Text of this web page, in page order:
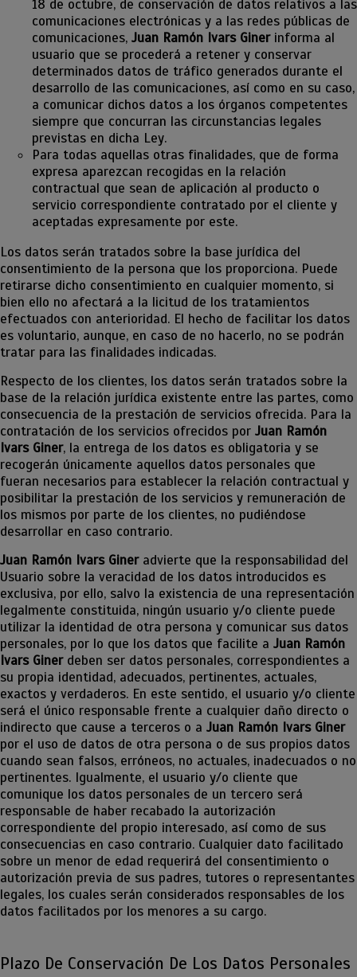
18 de octubre, de conservación de datos relativos a las
comunicaciones electrónicas y a las redes públicas de
comunicaciones, Juan Ramón Ivars Ginerinforma al
usuario que se procederá a retener y conservar
determinados datos de tráfico generados durante el
desarrollo de las comunicaciones, así como en su caso,
a comunicar dichos datos a los órganos competentes
siempre que concurran las circunstancias legales
previstas en dicha Ley.
Para todas aquellas otras finalidades, que de forma
expresa aparezcan recogidas en la relación
contractual que sean de aplicación al producto o
servicio correspondiente contratado por el cliente y
aceptadas expresamente por este.
Los datos serán tratados sobre la base jurídica del
consentimiento de la persona que los proporciona. Puede
retirarse dicho consentimiento en cualquier momento, si
bien ello no afectará a la licitud de los tratamientos
efectuados con anterioridad. El hecho de facilitar los datos
es voluntario, aunque, en caso de no hacerlo, no se podrán
tratar para las finalidades indicadas.
Respecto de los clientes, los datos serán tratados sobre la
base de la relación jurídica existente entre las partes, como
consecuencia de la prestación de servicios ofrecida. Para la
contratación de los servicios ofrecidos por Juan Ramón
Ivars Giner, la entrega de los datos es obligatoria y se
recogerán únicamente aquellos datos personales que
fueran necesarios para establecer la relación contractual y
posibilitar la prestación de los servicios y remuneración de
los mismos por parte de los clientes, no pudiéndose
desarrollar en caso contrario.
Juan Ramón Ivars Gineradvierte que la responsabilidad del
Usuario sobre la veracidad de los datos introducidos es
exclusiva, por ello, salvo la existencia de una representación
legalmente constituida, ningún usuario y/o cliente puede
utilizar la identidad de otra persona y comunicar sus datos
personales, por lo que los datos que facilite a Juan Ramón
Ivars Ginerdeben ser datos personales, correspondientes a
su propia identidad, adecuados, pertinentes, actuales,
exactos y verdaderos. En este sentido, el usuario y/o cliente
será el único responsable frente a cualquier daño directo o
indirecto que cause a terceros o a Juan Ramón Ivars Giner
por el uso de datos de otra persona o de sus propios datos
cuando sean falsos, erróneos, no actuales, inadecuados o no
pertinentes. Igualmente, el usuario y/o cliente que
comunique los datos personales de un tercero será
responsable de haber recabado la autorización
correspondiente del propio interesado, así como de sus
consecuencias en caso contrario. Cualquier dato facilitado
sobre un menor de edad requerirá del consentimiento o
autorización previa de sus padres, tutores o representantes
legales, los cuales serán considerados responsables de los
datos facilitados por los menores a su cargo.
Plazo De Conservación De Los Datos Personales